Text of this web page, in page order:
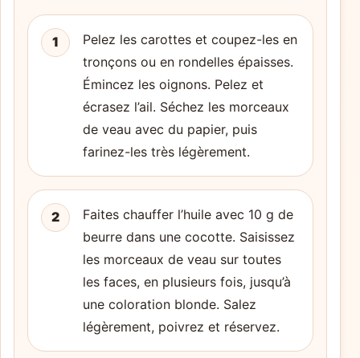
1
Pelez les carottes et coupez-les en
tronçons ou en rondelles épaisses.
Émincez les oignons. Pelez et
écrasez l’ail. Séchez les morceaux
de veau avec du papier, puis
farinez-les très légèrement.
2
Faites chauffer l’huile avec 10 g de
beurre dans une cocotte. Saisissez
les morceaux de veau sur toutes
les faces, en plusieurs fois, jusqu’à
une coloration blonde. Salez
légèrement, poivrez et réservez.